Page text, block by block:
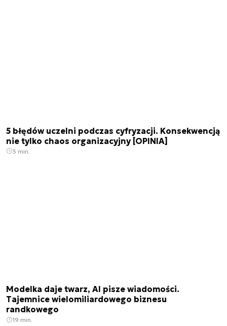
5 błędów uczelni podczas cyfryzacji. Konsekwencją
nie tylko chaos organizacyjny [OPINIA]
3 min.
Modelka daje twarz, AI pisze wiadomości.
Tajemnice wielomiliardowego biznesu
randkowego
19 min.